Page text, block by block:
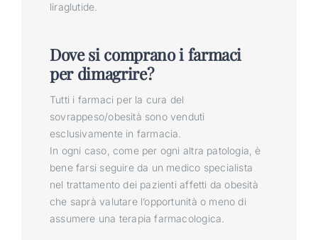
liraglutide.
Dove si comprano i farmaci
per dimagrire?
Tutti i farmaci per la cura del
sovrappeso/obesità sono venduti
esclusivamente in farmacia.
In ogni caso, come per ogni altra patologia, è
bene farsi seguire da un medico specialista
nel trattamento dei pazienti affetti da obesità
che saprà valutare l’opportunità o meno di
assumere una terapia farmacologica.